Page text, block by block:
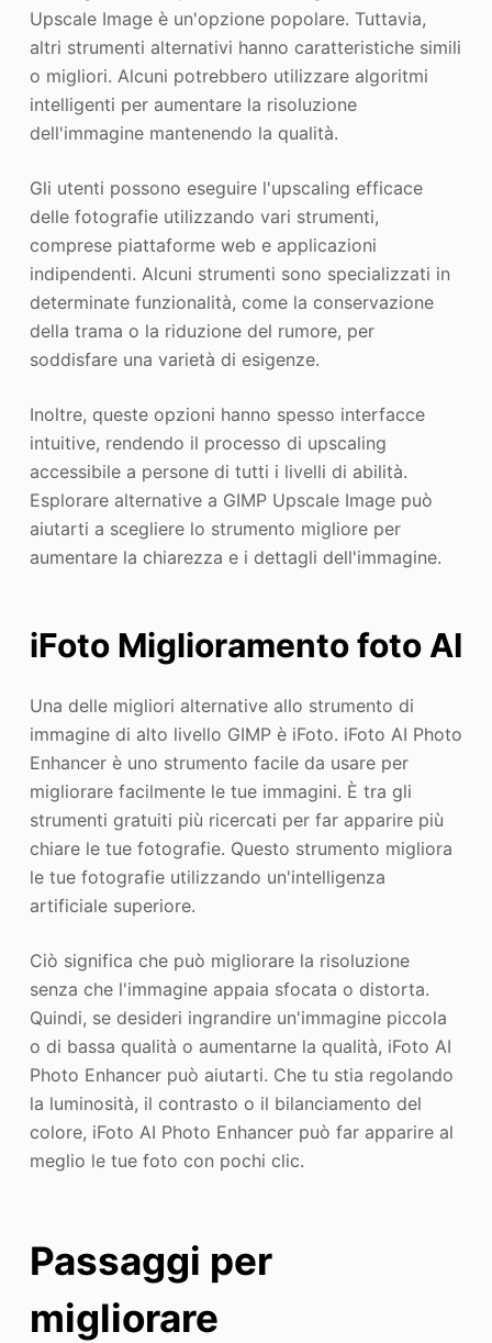
Upscale Image è un'opzione popolare. Tuttavia,
altri strumenti alternativi hanno caratteristiche simili
o migliori. Alcuni potrebbero utilizzare algoritmi
intelligenti per aumentare la risoluzione
dell'immagine mantenendo la qualità.
Gli utenti possono eseguire l'upscaling efficace
delle fotografie utilizzando vari strumenti,
comprese piattaforme web e applicazioni
indipendenti. Alcuni strumenti sono specializzati in
determinate funzionalità, come la conservazione
della trama o la riduzione del rumore, per
soddisfare una varietà di esigenze.
Inoltre, queste opzioni hanno spesso interfacce
intuitive, rendendo il processo di upscaling
accessibile a persone di tutti i livelli di abilità.
Esplorare alternative a GIMP Upscale Image può
aiutarti a scegliere lo strumento migliore per
aumentare la chiarezza e i dettagli dell'immagine.
iFoto Miglioramento foto AI
Una delle migliori alternative allo strumento di
immagine di alto livello GIMP è iFoto. iFoto AI Photo
Enhancer è uno strumento facile da usare per
migliorare facilmente le tue immagini. È tra gli
strumenti gratuiti più ricercati per far apparire più
chiare le tue fotografie. Questo strumento migliora
le tue fotografie utilizzando un'intelligenza
artificiale superiore.
Ciò significa che può migliorare la risoluzione
senza che l'immagine appaia sfocata o distorta.
Quindi, se desideri ingrandire un'immagine piccola
o di bassa qualità o aumentarne la qualità, iFoto AI
Photo Enhancer può aiutarti. Che tu stia regolando
la luminosità, il contrasto o il bilanciamento del
colore, iFoto AI Photo Enhancer può far apparire al
meglio le tue foto con pochi clic.
Passaggi per
migliorare